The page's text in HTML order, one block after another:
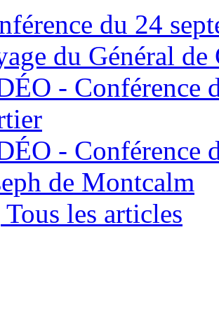
du 24
du Général
- Conférence
- Conférence
de Montcalm
les articles